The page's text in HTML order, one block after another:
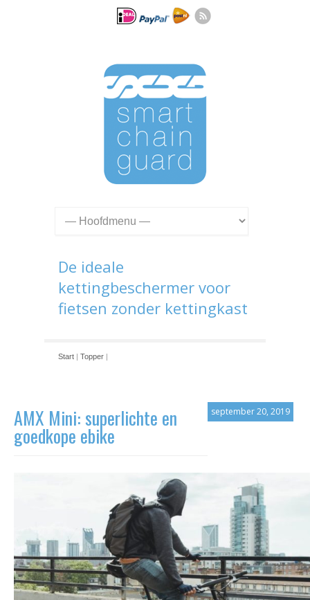
De ideale
kettingbeschermer voor
fietsen zonder kettingkast
Start | Topper |
september 20, 2019
AMX Mini: superlichte en
goedkope ebike